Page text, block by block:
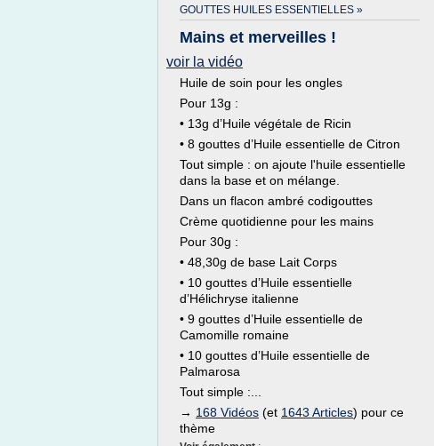
GOUTTES HUILES ESSENTIELLES »
Mains et merveilles !
voir la vidéo
Huile de soin pour les ongles
Pour 13g :
• 13g d’Huile végétale de Ricin
• 8 gouttes d’Huile essentielle de Citron
Tout simple : on ajoute l'huile essentielle
dans la base et on mélange.
Dans un flacon ambré codigouttes
Crème quotidienne pour les mains
Pour 30g :
• 48,30g de base Lait Corps
• 10 gouttes d’Huile essentielle
d’Hélichryse italienne
• 9 gouttes d’Huile essentielle de
Camomille romaine
• 10 gouttes d’Huile essentielle de
Palmarosa
Tout simple :...
→ 168 Vidéos (et 1643 Articles) pour ce
thème